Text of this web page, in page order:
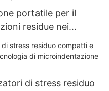
portatile per il
residue nei
di stress residuo